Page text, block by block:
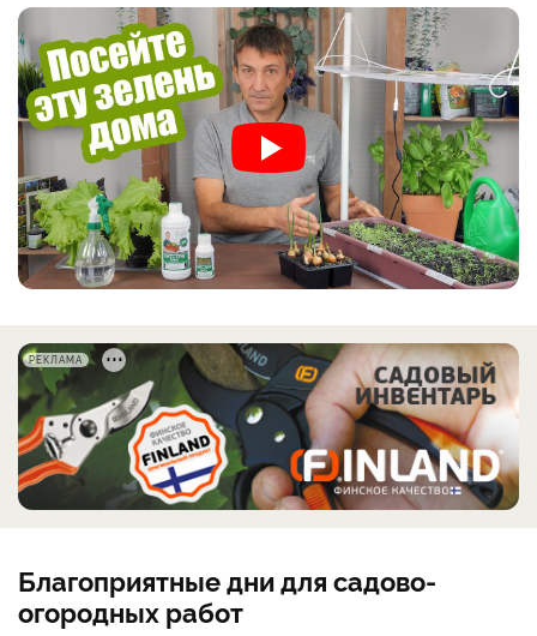
РЕКЛАМА
Благоприятные дни для садово-
огородных работ